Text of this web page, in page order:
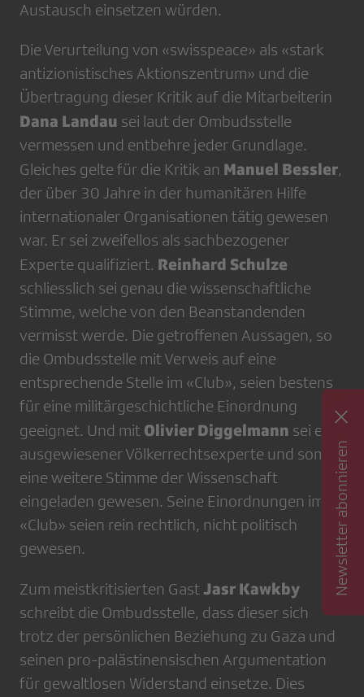
Austausch einsetzen würden.
Die Verurteilung von «swisspeace» als «stark
antizionistisches Aktionszentrum» und die
Übertragung dieser Kritik auf die Mitarbeiterin
Dana Landau sei laut der Ombudsstelle
vermessen und entbehre jeder Grundlage.
Gleiches gelte für die Kritik an Manuel Bessler,
der über 30 Jahre in der humanitären Hilfe
internationaler Organisationen tätig gewesen
war. Er sei zweifellos als sachbezogener
Experte qualifiziert. Reinhard Schulze
schliesslich sei genau die wissenschaftliche
Stimme, welche von den Beanstandenden
vermisst werde. Die getroffenen Aussagen, so
die Ombudsstelle mit Verweis auf eine
entsprechende Stelle im «Club», seien bestens
für eine militärgeschichtliche Einordnung
geeignet. Und mit Olivier Diggelmann sei ein
ausgewiesener Völkerrechtsexperte und somit
eine weitere Stimme der Wissenschaft
eingeladen gewesen. Seine Einordnungen im
«Club» seien rein rechtlich, nicht politisch
gewesen.
Zum meistkritisierten Gast Jasr Kawkby
schreibt die Ombudsstelle, dass dieser sich
trotz der persönlichen Beziehung zu Gaza und
seinen pro-palästinensischen Argumentation
für gewaltlosen Widerstand einsetze. Dies
Newsletter abonnieren